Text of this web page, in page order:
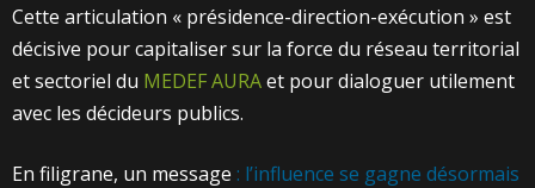
Cette articulation « présidence-direction-exécution » est
décisive pour capitaliser sur la force du réseau territorial
et sectoriel du MEDEF AURAet pour dialoguer utilement
avec les décideurs publics.
En filigrane, un message : l’influence se gagne désormais